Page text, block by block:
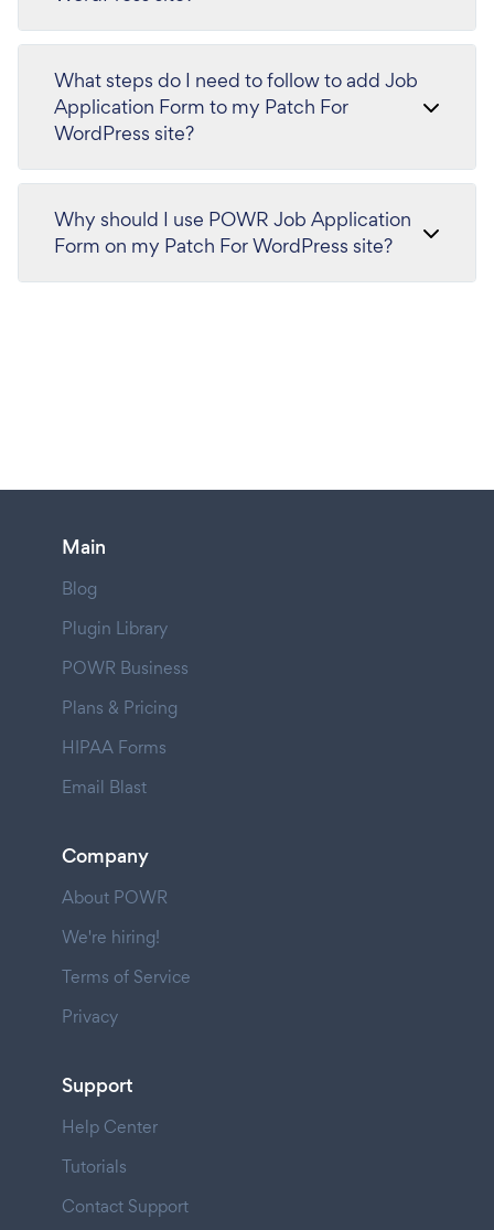
What steps do I need to follow to add Job
Application Form to my Patch For
WordPress site?
Why should I use POWR Job Application
Form on my Patch For WordPress site?
Main
Blog
Plugin Library
POWR Business
Plans & Pricing
HIPAA Forms
Email Blast
Company
About POWR
We're hiring!
Terms of Service
Privacy
Support
Help Center
Tutorials
Contact Support